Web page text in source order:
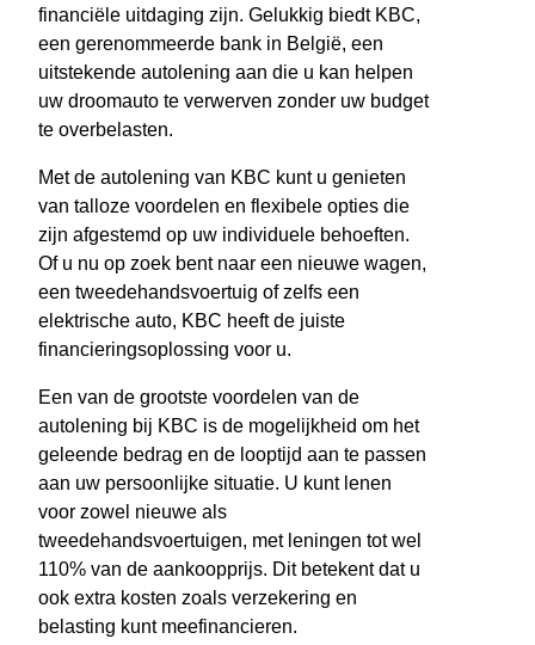
financiële uitdaging zijn. Gelukkig biedt KBC,
een gerenommeerde bank in België, een
uitstekende autolening aan die u kan helpen
uw droomauto te verwerven zonder uw budget
te overbelasten.
Met de autolening van KBC kunt u genieten
van talloze voordelen en flexibele opties die
zijn afgestemd op uw individuele behoeften.
Of u nu op zoek bent naar een nieuwe wagen,
een tweedehandsvoertuig of zelfs een
elektrische auto, KBC heeft de juiste
financieringsoplossing voor u.
Een van de grootste voordelen van de
autolening bij KBC is de mogelijkheid om het
geleende bedrag en de looptijd aan te passen
aan uw persoonlijke situatie. U kunt lenen
voor zowel nieuwe als
tweedehandsvoertuigen, met leningen tot wel
110% van de aankoopprijs. Dit betekent dat u
ook extra kosten zoals verzekering en
belasting kunt meefinancieren.